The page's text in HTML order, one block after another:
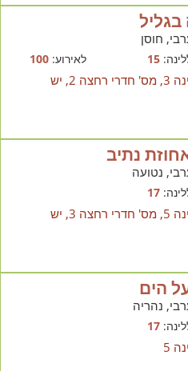
בגליל
חוסן
15 לאירוע:100
חדרי שינה 3, מס' חדרי רחצה 2, יש
נתיב
נטועה
17
חדרי שינה 5, מס' חדרי רחצה 3, יש
הים
נהריה
17
5